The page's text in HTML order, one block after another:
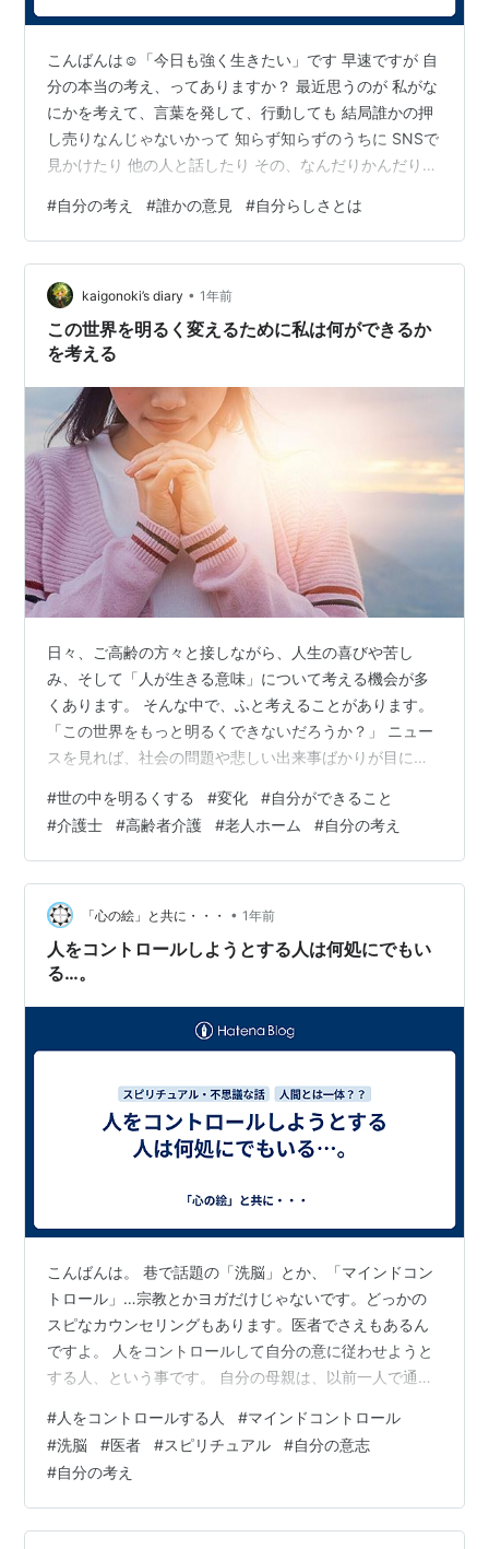
こんばんは☺️「今日も強く生きたい」です 早速ですが 自
分の本当の考え、ってありますか？ 最近思うのが 私がな
にかを考えて、言葉を発して、行動しても 結局誰かの押
し売りなんじゃないかって 知らず知らずのうちに SNSで
見かけたり 他の人と話したり その、なんだりかんだりで
えることがあります なので最近は今自分がどう思うか 何
をしたいか を大事にするようにしています💭 アラサーに
なって やはり10代、20代前半とは 体力や心のきらめき
が違うように感じます、、 今感じること大事に やりたい
ことに素直に 生きてみようと思いました では👋 風邪ひ…
#自分の考え #誰かの意見 #自分らしさとは
kaigonoki’s diary • 1年前
この世界を明るく変えるために私は何ができるか
を考える
日々、ご高齢の方々と接しながら、人生の喜びや苦し
み、そして「人が生きる意味」について考える機会が多
くあります。 そんな中で、ふと考えることがあります。
「この世界をもっと明るくできないだろうか？」 ニュー
スを見れば、社会の問題や悲しい出来事ばかりが目につ
たち一人ひとりの力は小さいかもしれません。しかし、
「私たちにできることが、世界を少しでも明るくするこ
とにつながるのではないか？」 そう思うのです。 今回
は、介護士という立場から、私が考える「この世界を明
るく変えるためにできること」についてお話ししたいと
思います。 1. まずは身近な人を大切にす…
#世の中を明るくする #変化 #自分ができること
#介護士 #高齢者介護 #老人ホーム #自分の考え
「心の絵」と共に・・・ • 1年前
人をコントロールしようとする人は何処にでもい
る…。
こんばんは。 巷で話題の「洗脳」とか、「マインドコン
トロール」…宗教とかヨガだけじゃないです。どっかの
スピなカウンセリングもあります。医者でさえもあるん
ですよ。 人をコントロールして自分の意に従わせようと
する人、という事です。 自分の母親は、以前一人で通っ
ました。あまりに親が「手術しなくてはいけない」と家
で言うので、意を決して自分が眼科に付き添っていった
所、本当にギリギリまで手術するようなムードだったの
です。行った日にも事前に、看護助手の女性が「手術前
の検査しましょうね」と言ってたのも見ましたから。 先
#人をコントロールする人 #マインドコントロール
#洗脳 #医者 #スピリチュアル #自分の意志
#自分の考え